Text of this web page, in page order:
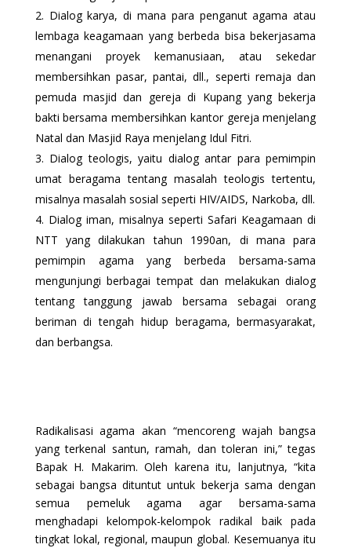
Dialog karya, di mana para penganut agama atau
lembaga keagamaan yang berbeda bisa bekerjasama
menangani proyek kemanusiaan, atau sekedar
membersihkan pasar, pantai, dll., seperti remaja dan
pemuda masjid dan gereja di Kupang yang bekerja
bakti bersama membersihkan kantor gereja menjelang
Natal dan Masjid Raya menjelang Idul Fitri.
Dialog teologis, yaitu dialog antar para pemimpin
umat beragama tentang masalah teologis tertentu,
misalnya masalah sosial seperti HIV/AIDS, Narkoba, dll.
Dialog iman, misalnya seperti Safari Keagamaan di
NTT yang dilakukan tahun 1990an, di mana para
pemimpin agama yang berbeda bersama-sama
mengunjungi berbagai tempat dan melakukan dialog
tentang tanggung jawab bersama sebagai orang
beriman di tengah hidup beragama, bermasyarakat,
dan berbangsa.
Radikalisasi agama akan “mencoreng wajah bangsa
yang terkenal santun, ramah, dan toleran ini,” tegas
Bapak H. Makarim. Oleh karena itu, lanjutnya, “kita
sebagai bangsa dituntut untuk bekerja sama dengan
semua pemeluk agama agar bersama-sama
menghadapi kelompok-kelompok radikal baik pada
tingkat lokal, regional, maupun global. Kesemuanya itu